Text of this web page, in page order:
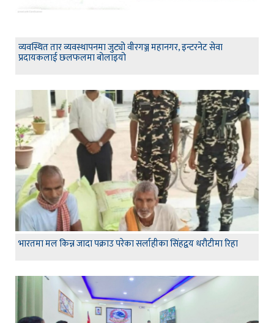
व्यवस्थित तार व्यवस्थापनमा जुट्यो वीरगञ्ज महानगर, इन्टरनेट सेवा
प्रदायकलाई छलफलमा बोलाइयो
भारतमा मल किन्न जादा पक्राउ परेका सर्लाहीका सिंहद्वय धरौटीमा रिहा